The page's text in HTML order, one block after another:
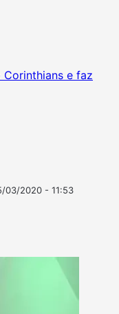
e faz
03/2020 - 11:53